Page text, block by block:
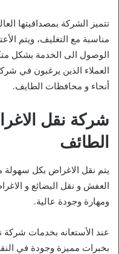
تتميز الشركة بمصداقيتها
مناسبة مع التغليف، ويتم
الوصول الى الخدمة بشكل
العملاء الذين يرغبون في
أنحاء و محافظات الطايف.
شركة نقل
الطائف
العفش و نقل البضائع و
ومهارة وجودة عالية.
عند الأستعانه بخدمات
بخبرات مميزة وجودة في